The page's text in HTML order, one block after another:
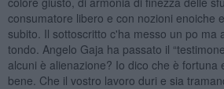
consumatore libero e con nozioni enoiche
subito. Il sottoscritto c'ha messo un po ma
tondo. Angelo Gaja ha passato il
alcuni è alienazione? Io dico che è fortuna
bene. Che il vostro lavoro duri e sia